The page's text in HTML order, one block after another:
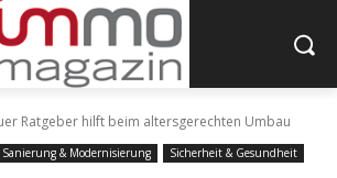
Ratgeber hilft beim altersgerechten Umbau
Sanierung & Modernisierung Sicherheit & Gesundheit